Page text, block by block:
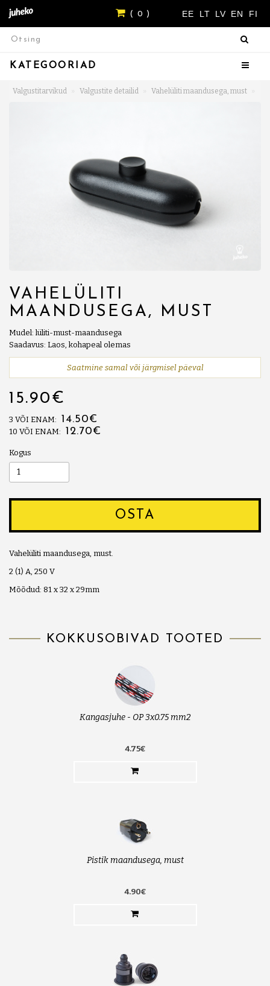
EE LT LV EN FI
( 0 )
KATEGOORIAD
Valgustitarvikud Valgustite detailid Vahelüliti maandusega, must
VAHELÜLITI
MAANDUSEGA, MUST
Mudel: lüliti-must-maandusega
Saadavus: Laos, kohapeal olemas
Saatmine samal või järgmisel päeval
15.90€
3 VÕI ENAM: 14.50€
10 VÕI ENAM: 12.70€
Kogus
OSTA
Vahelüliti maandusega, must.
2 (1) A, 250 V
Mõõdud: 81 x 32 x 29mm
KOKKUSOBIVAD TOOTED
Kangasjuhe - OP 3x0.75 mm2
4.75€
Pistik maandusega, must
4.90€